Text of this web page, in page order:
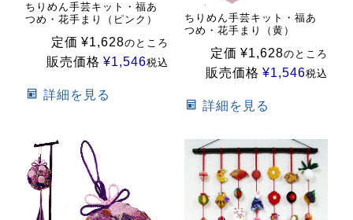
ちりめん手芸キット・福あ
つめ・花手まり（ピンク）
定価 ¥1,628のところ
販売価格 ¥1,546税込
詳細を見る
ちりめん手芸キット・福あ
つめ・花手まり（黄）
定価 ¥1,628のところ
販売価格 ¥1,546税込
詳細を見る